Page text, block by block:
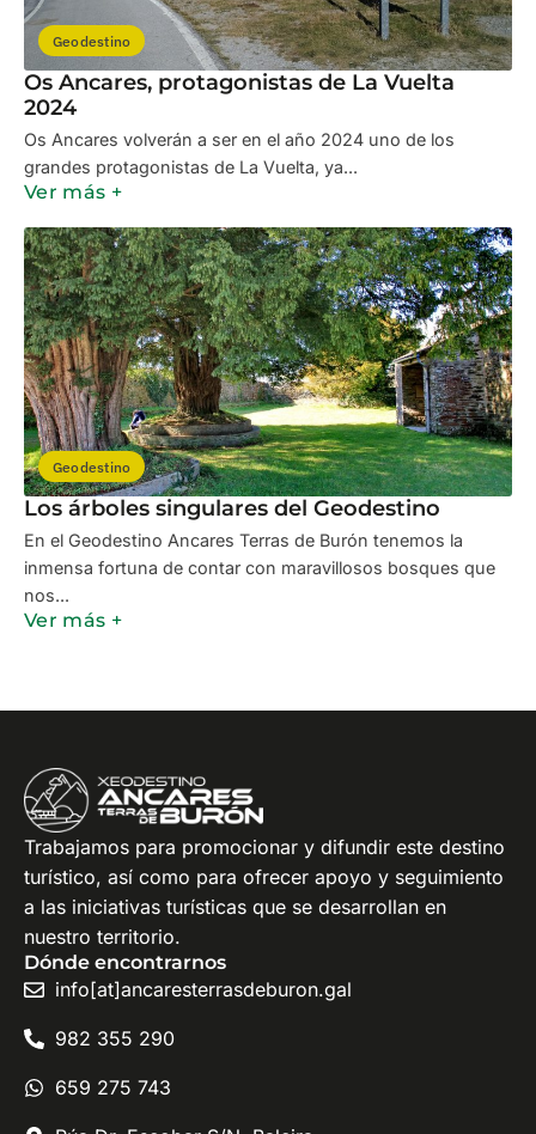
Geodestino
Os Ancares, protagonistas de La Vuelta
2024
Os Ancares volverán a ser en el año 2024 uno de los
grandes protagonistas de La Vuelta, ya...
Ver más +
Geodestino
Los árboles singulares del Geodestino
En el Geodestino Ancares Terras de Burón tenemos la
inmensa fortuna de contar con maravillosos bosques que
nos...
Ver más +
Trabajamos para promocionar y difundir este destino
turístico, así como para ofrecer apoyo y seguimiento
a las iniciativas turísticas que se desarrollan en
nuestro territorio.
Dónde encontrarnos
info[at]ancaresterrasdeburon.gal
982 355 290
659 275 743